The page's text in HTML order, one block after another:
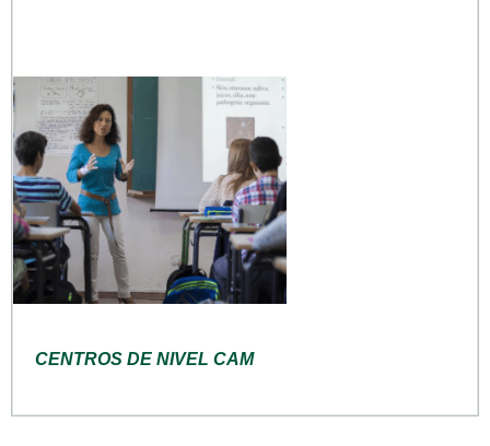
CENTROS DE NIVEL CAM